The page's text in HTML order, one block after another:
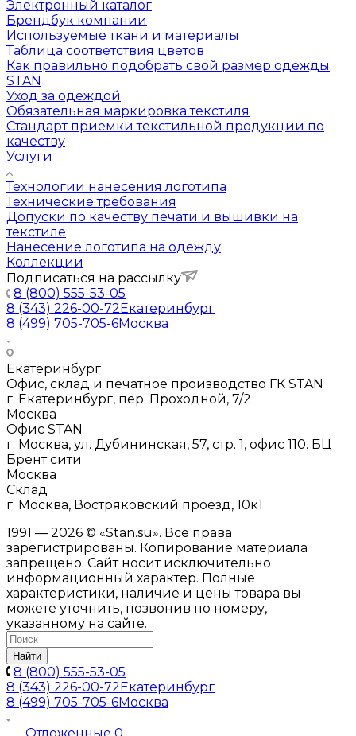
Электронный каталог
Брендбук компании
Используемые ткани и материалы
Таблица соответствия цветов
Как правильно подобрать свой размер одежды
STAN
Уход за одеждой
Обязательная маркировка текстиля
Стандарт приемки текстильной продукции по
качеству
Услуги
Технологии нанесения логотипа
Технические требования
Допуски по качеству печати и вышивки на
текстиле
Нанесение логотипа на одежду
Коллекции
Подписаться на рассылку
8 (800) 555-53-05
8 (343) 226-00-72Екатеринбург
8 (499) 705-705-6Москва
Екатеринбург
Офис, склад и печатное производство ГК STAN
г. Екатеринбург, пер. Проходной, 7/2
Москва
Офис STAN
г. Москва, ул. Дубининская, 57, стр. 1, офис 110. БЦ
Брент сити
Москва
Склад
г. Москва, Востряковский проезд, 10к1
1991 — 2026 © «Stan.su». Все права
зарегистрированы. Копирование материала
запрещено. Сайт носит исключительно
информационный характер. Полные
характеристики, наличие и цены товара вы
можете уточнить, позвонив по номеру,
указанному на сайте.
Найти
8 (800) 555-53-05
8 (343) 226-00-72Екатеринбург
8 (499) 705-705-6Москва